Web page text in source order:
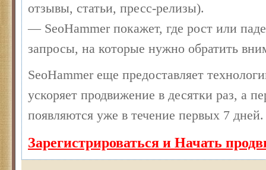
отзывы, статьи, пресс-релизы).
— SeoHammer покажет, где рост или
запросы, на которые нужно обратить
SeoHammer еще предоставляет
ускоряет продвижение в десятки раз, а
появляются уже в течение первых 7 дней.
Зарегистрироваться и Начать